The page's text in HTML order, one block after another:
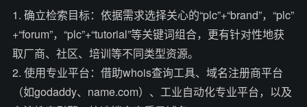
1. 确立检索目标：依据需求选择关心的“plc”+“brand”，“plc”
+“forum”，“plc”+“tutorial”等关键词组合，更有针对性地获
取厂商、社区、培训等不同类型资源。
2. 使用专业平台：借助whois查询工具、域名注册商平台
（如godaddy、name.com）、工业自动化专业平台，以及